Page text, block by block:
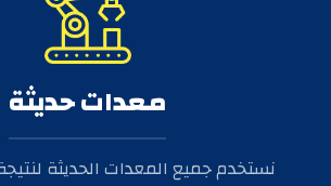
معدات حديثة
نستخدم جميع المعدات الحديثة